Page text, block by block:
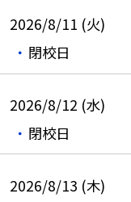
2026/8/11 (火)
閉校日
2026/8/12 (水)
閉校日
2026/8/13 (木)